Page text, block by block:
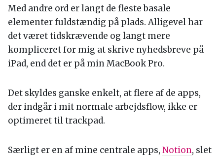
Med andre ord er langt de fleste basale
elementer fuldstændig på plads. Alligevel har
det været tidskrævende og langt mere
kompliceret for mig at skrive nyhedsbreve på
iPad, end det er på min MacBook Pro.
Det skyldes ganske enkelt, at flere af de apps,
der indgår i mit normale arbejdsflow, ikke er
optimeret til trackpad.
Særligt er en af mine centrale apps, Notion, slet